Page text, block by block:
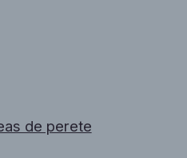
de perete